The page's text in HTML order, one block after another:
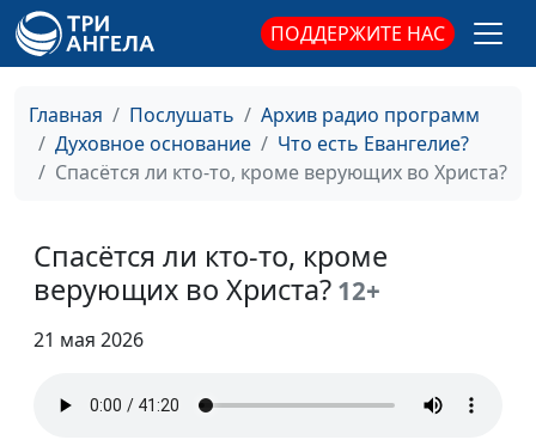
ПОДДЕРЖИТЕ НАС
Главная Послушать
Архив радио программ
Духовное основание
Что есть Евангелие?
Спасётся ли кто-то, кроме верующих во Христа?
Спасётся ли кто-то, кроме
верующих во Христа? 12+
21 мая 2026
в исполнении Божьих
обетований?
Кунцевич,
священнослужитель и
Каковы условия
исполнения Божьих
обетований в нашей
Юлия Уткина, Николай
священнослужитель и
В чем конфликт веры и
религии?
Юлия Уткина, Николай
Кунцевич,
Легко или тяжело
Юлия Уткина, Николай
#137